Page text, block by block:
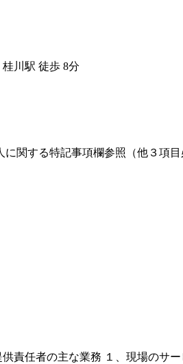
川駅 徒歩 8分
関する特記事項欄参照（他３項
責任者の主な業務 １、現場のサ